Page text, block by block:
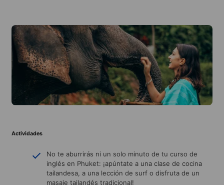
Actividades
No te aburrirás ni un solo minuto de tu curso de
inglés en Phuket: ¡apúntate a una clase de cocina
tailandesa, a una lección de surf o disfruta de un
masaje tailandés tradicional!